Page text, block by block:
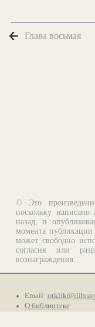
Глава восьмая
© Это
поскольку
назад, и
момента
может свободно
согласия или
вознаграждения.
Email:
О библиотеке